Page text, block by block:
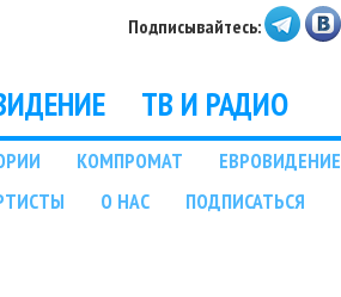
Подписывайтесь:
ТВ И РАДИО
КОМПРОМАТ ЕВРОВИДЕНИЕ
О НАС ПОДПИСАТЬСЯ